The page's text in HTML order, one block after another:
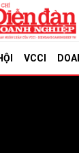
VCCI